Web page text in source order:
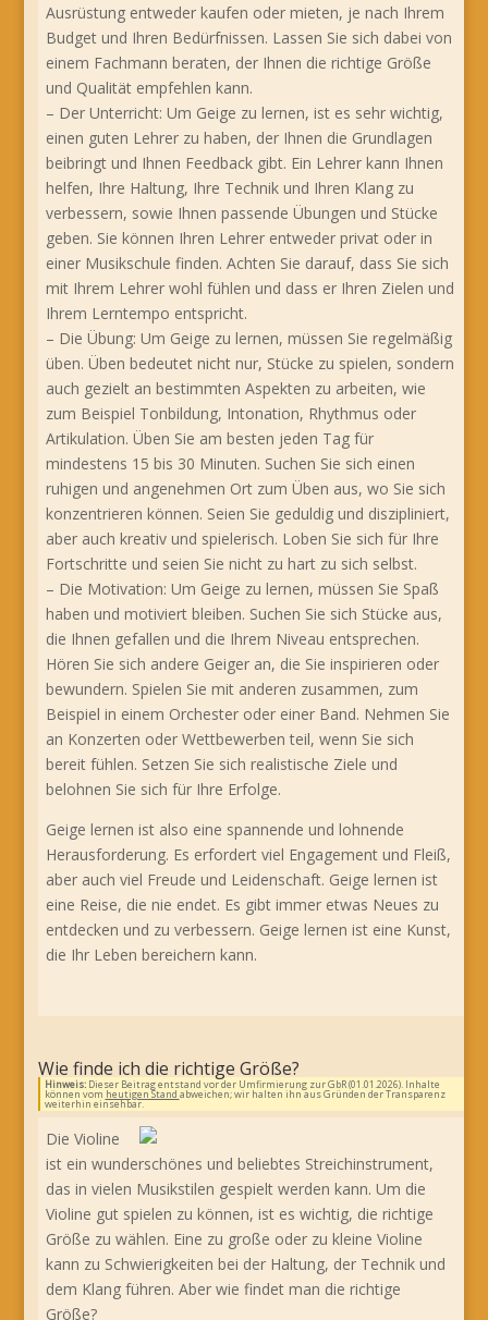
Ausrüstung entweder kaufen oder mieten, je nach Ihrem
Budget und Ihren Bedürfnissen. Lassen Sie sich dabei von
einem Fachmann beraten, der Ihnen die richtige Größe
und Qualität empfehlen kann.
– Der Unterricht: Um Geige zu lernen, ist es sehr wichtig,
einen guten Lehrer zu haben, der Ihnen die Grundlagen
beibringt und Ihnen Feedback gibt. Ein Lehrer kann Ihnen
helfen, Ihre Haltung, Ihre Technik und Ihren Klang zu
verbessern, sowie Ihnen passende Übungen und Stücke
geben. Sie können Ihren Lehrer entweder privat oder in
einer Musikschule finden. Achten Sie darauf, dass Sie sich
mit Ihrem Lehrer wohl fühlen und dass er Ihren Zielen und
Ihrem Lerntempo entspricht.
– Die Übung: Um Geige zu lernen, müssen Sie regelmäßig
üben. Üben bedeutet nicht nur, Stücke zu spielen, sondern
auch gezielt an bestimmten Aspekten zu arbeiten, wie
zum Beispiel Tonbildung, Intonation, Rhythmus oder
Artikulation. Üben Sie am besten jeden Tag für
mindestens 15 bis 30 Minuten. Suchen Sie sich einen
ruhigen und angenehmen Ort zum Üben aus, wo Sie sich
konzentrieren können. Seien Sie geduldig und diszipliniert,
aber auch kreativ und spielerisch. Loben Sie sich für Ihre
Fortschritte und seien Sie nicht zu hart zu sich selbst.
– Die Motivation: Um Geige zu lernen, müssen Sie Spaß
haben und motiviert bleiben. Suchen Sie sich Stücke aus,
die Ihnen gefallen und die Ihrem Niveau entsprechen.
Hören Sie sich andere Geiger an, die Sie inspirieren oder
bewundern. Spielen Sie mit anderen zusammen, zum
Beispiel in einem Orchester oder einer Band. Nehmen Sie
an Konzerten oder Wettbewerben teil, wenn Sie sich
bereit fühlen. Setzen Sie sich realistische Ziele und
belohnen Sie sich für Ihre Erfolge.
Geige lernen ist also eine spannende und lohnende
Herausforderung. Es erfordert viel Engagement und Fleiß,
aber auch viel Freude und Leidenschaft. Geige lernen ist
eine Reise, die nie endet. Es gibt immer etwas Neues zu
entdecken und zu verbessern. Geige lernen ist eine Kunst,
die Ihr Leben bereichern kann.
Wie finde ich die richtige Größe?
Hinweis:Dieser Beitrag entstand vor der Umfirmierung zur GbR (01.01.2026). Inhalte
können vom heutigen Stand abweichen; wir halten ihn aus Gründen der Transparenz
weiterhin einsehbar.
Die Violine
ist ein wunderschönes und beliebtes Streichinstrument,
das in vielen Musikstilen gespielt werden kann. Um die
Violine gut spielen zu können, ist es wichtig, die richtige
Größe zu wählen. Eine zu große oder zu kleine Violine
kann zu Schwierigkeiten bei der Haltung, der Technik und
dem Klang führen. Aber wie findet man die richtige
Größe?